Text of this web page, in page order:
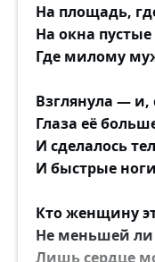
На площадь,
На окна
Где милому
Взглянула —
Глаза её
И сделалось
И быстрые
Кто женщину
Не меньшей ли
Лишь сердце